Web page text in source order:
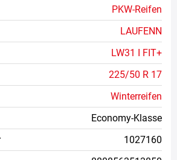
PKW-Reifen
LAUFENN
LW31 I FIT+
225/50 R 17
Winterreifen
Economy-Klasse
1027160